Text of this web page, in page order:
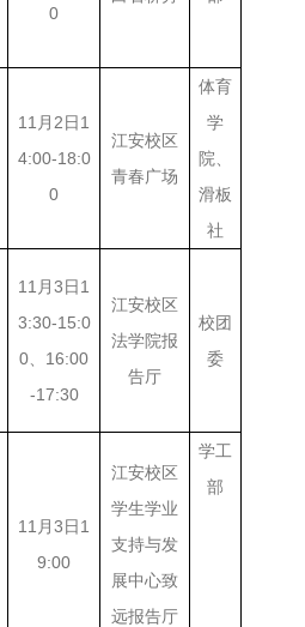
0
11月2日1
4:00-18:0
0
江安校区
青春广场
体育
学
院、
滑板
社
11月3日1
3:30-15:0
0、16:00
-17:30
江安校区
法学院报
告厅
校团
委
11月3日1
9:00
江安校区
学生学业
支持与发
展中心致
远报告厅
学工
部